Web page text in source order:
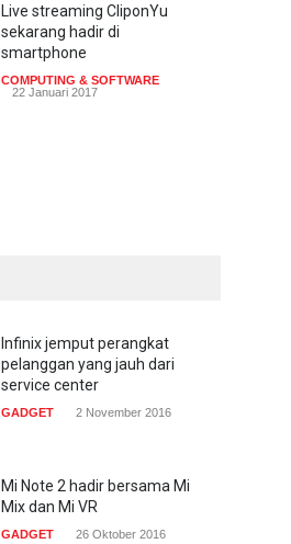
Live streaming CliponYu
sekarang hadir di
smartphone
COMPUTING & SOFTWARE
22 Januari 2017
gencar
COMPUTING & SOFTWARE
7 Januari 2017
miliar dolar
INTERNET 22 Februari 2017
Infinix jemput perangkat
pelanggan yang jauh dari
service center
GADGET 2 November 2016
Mi Note 2 hadir bersama Mi
Mix dan Mi VR
GADGET 26 Oktober 2016